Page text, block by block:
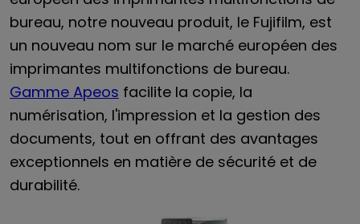
bureau, notre nouveau produit, le Fujifilm, est
un nouveau nom sur le marché européen des
imprimantes multifonctions de bureau.
Gamme Apeos facilite la copie, la
numérisation, l'impression et la gestion des
documents, tout en offrant des avantages
exceptionnels en matière de sécurité et de
durabilité.